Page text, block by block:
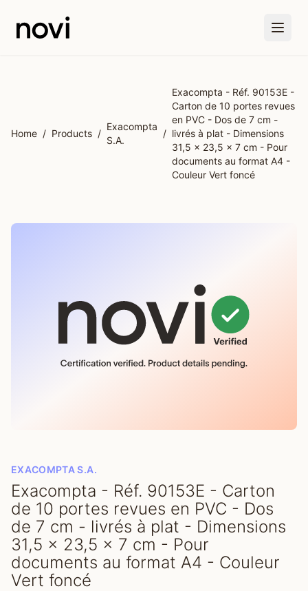
Home / Products /
Exacompta
S.A.
/
Exacompta - Réf. 90153E -
Carton de 10 portes revues
en PVC - Dos de 7 cm -
livrés à plat - Dimensions
31,5 x 23,5 x 7 cm - Pour
documents au format A4 -
Couleur Vert foncé
EXACOMPTA S.A.
Exacompta - Réf. 90153E - Carton
de 10 portes revues en PVC - Dos
de 7 cm - livrés à plat - Dimensions
31,5 x 23,5 x 7 cm - Pour
documents au format A4 - Couleur
Vert foncé